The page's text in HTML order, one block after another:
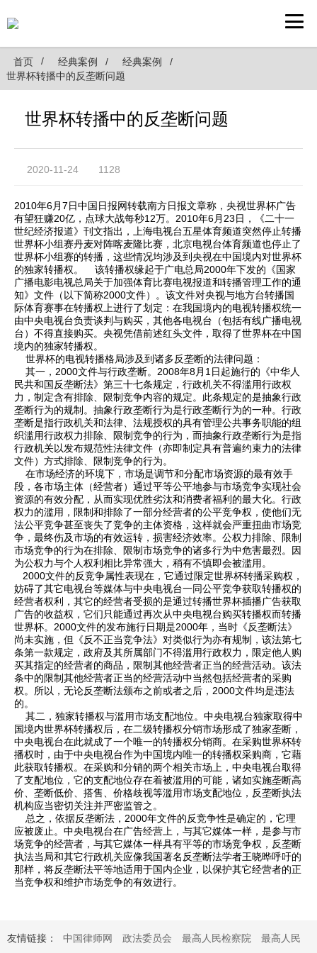
首页 经典案例
经典案例
世界杯转播中的反垄断问题
世界杯转播中的反垄断问题
2020-11-24 1128
2010年6月7日中国日报网转载南方日报文章称，央视世界杯广告
有望狂赚20亿，点球大战每秒12万。2010年6月23日，《二十一
世纪经济报道》刊文指出，上海电视台五星体育频道突然停止转播
世界杯小组赛丹麦对阵喀麦隆比赛，北京电视台体育频道也停止了
世界杯小组赛的转播，这些情况均涉及到央视在中国境内对世界杯
的独家转播权。 该转播权缘起于广电总局2000年下发的《国家
广播电影电视总局关于加强体育比赛电视报道和转播管理工作的通
知》文件（以下简称2000文件）。该文件对央视与地方台转播国
际体育赛事在转播权上进行了划定：在我国境内的电视转播权统一
由中央电视台负责谈判与购买，其他各电视台（包括有线广播电视
台）不得直接购买。央视凭借前述红头文件，取得了世界杯在中国
境内的独家转播权。
世界杯的电视转播格局涉及到诸多反垄断的法律问题：
其一，2000文件与行政垄断。2008年8月1日起施行的《中华人
民共和国反垄断法》第三十七条规定，行政机关不得滥用行政权
力，制定含有排除、限制竞争内容的规定。此条规定的是抽象行政
垄断行为的规制。抽象行政垄断行为是行政垄断行为的一种。行政
垄断是指行政机关和法律、法规授权的具有管理公共事务职能的组
织滥用行政权力排除、限制竞争的行为，而抽象行政垄断行为是指
行政机关以发布规范性法律文件（亦即制定具有普遍约束力的法律
文件）方式排除、限制竞争的行为。
在市场经济的环境下，市场是调节和分配市场资源的最有效手
段，各市场主体（经营者）通过平等公平地参与市场竞争实现社会
资源的有效分配，从而实现优胜劣汰和消费者福利的最大化。行政
权力的滥用，限制和排除了一部分经营者的公平竞争权，使他们无
法公平竞争甚至丧失了竞争的主体资格，这样就会严重扭曲市场竞
争，最终伤及市场的有效运转，损害经济效率。公权力排除、限制
市场竞争的行为在排除、限制市场竞争的诸多行为中危害最烈。因
为公权力与个人权利相比异常强大，稍有不慎即会被滥用。
2000文件的反竞争属性表现在，它通过限定世界杯转播采购权，
妨碍了其它电视台等媒体与中央电视台一同公平竞争获取转播权的
经营者权利，其它的经营者受损的是通过转播世界杯插播广告获取
广告的收益权，它们只能通过再次从中央电视台购买转播权而转播
世界杯。2000文件的发布施行日期是2000年，当时《反垄断法》
尚未实施，但《反不正当竞争法》对类似行为亦有规制，该法第七
条第一款规定，政府及其所属部门不得滥用行政权力，限定他人购
买其指定的经营者的商品，限制其他经营者正当的经营活动。该法
条中的限制其他经营者正当的经营活动中当然包括经营者的采购
权。所以，无论反垄断法颁布之前或者之后，2000文件均是违法
的。
其二，独家转播权与滥用市场支配地位。中央电视台独家取得中
国境内世界杯转播权后，在二级转播权分销市场形成了独家垄断，
中央电视台在此就成了一个唯一的转播权分销商。在采购世界杯转
播权时，由于中央电视台作为中国境内唯一的转播权采购商，它藉
此获取转播权。在采购和分销的两个相关市场上，中央电视台取得
了支配地位，它的支配地位存在着被滥用的可能，诸如实施垄断高
价、垄断低价、搭售、价格歧视等滥用市场支配地位，反垄断执法
机构应当密切关注并严密监管之。
总之，依据反垄断法，2000年文件的反竞争性是确定的，它理
应被废止。中央电视台在广告经营上，与其它媒体一样，是参与市
场竞争的经营者，与其它媒体一样具有平等的市场竞争权，反垄断
执法当局和其它行政机关应像我国著名反垄断法学者王晓晔呼吁的
那样，将反垄断法平等地适用于国内企业，以保护其它经营者的正
当竞争权和维护市场竞争的有效进行。
友情链接： 中国律师网 政法委员会 最高人民检察院 最高人民